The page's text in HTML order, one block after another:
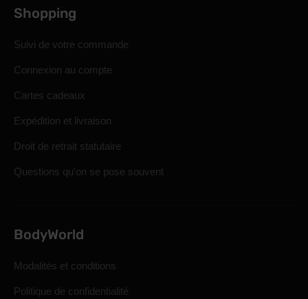
Shopping
Suivi de votre commande
Connexion au compte
Cartes cadeaux
Expédition et livraison
Droit de retrait statutaire
Questions qu'on se pose souvent
BodyWorld
Modalités et conditions
Politique de confidentialité